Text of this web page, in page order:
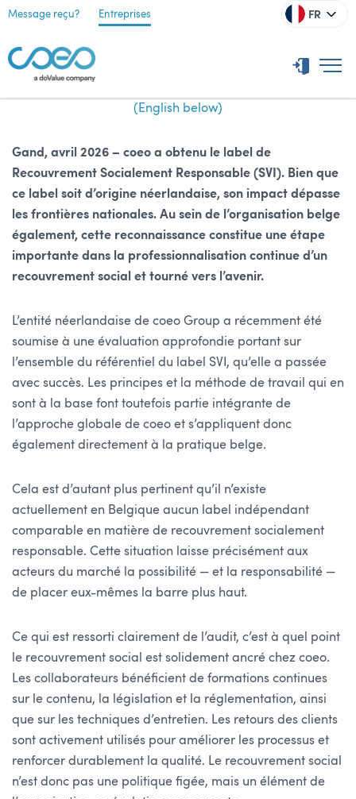
Message reçu? Entreprises FR
(English below)
Gand, avril 2026 – coeo a obtenu le label de
Recouvrement Socialement Responsable (SVI). Bien que
ce label soit d’origine néerlandaise, son impact dépasse
les frontières nationales. Au sein de l’organisation belge
également, cette reconnaissance constitue une étape
importante dans la professionnalisation continue d’un
recouvrement social et tourné vers l’avenir.
L’entité néerlandaise de coeo Group a récemment été
soumise à une évaluation approfondie portant sur
l’ensemble du référentiel du label SVI, qu’elle a passée
avec succès. Les principes et la méthode de travail qui en
sont à la base font toutefois partie intégrante de
l’approche globale de coeo et s’appliquent donc
également directement à la pratique belge.
Cela est d’autant plus pertinent qu’il n’existe
actuellement en Belgique aucun label indépendant
comparable en matière de recouvrement socialement
responsable. Cette situation laisse précisément aux
acteurs du marché la possibilité — et la responsabilité —
de placer eux-mêmes la barre plus haut.
Ce qui est ressorti clairement de l’audit, c’est à quel point
le recouvrement social est solidement ancré chez coeo.
Les collaborateurs bénéficient de formations continues
sur le contenu, la législation et la réglementation, ainsi
que sur les techniques d’entretien. Les retours des clients
sont activement utilisés pour améliorer les processus et
renforcer durablement la qualité. Le recouvrement social
n’est donc pas une politique figée, mais un élément de